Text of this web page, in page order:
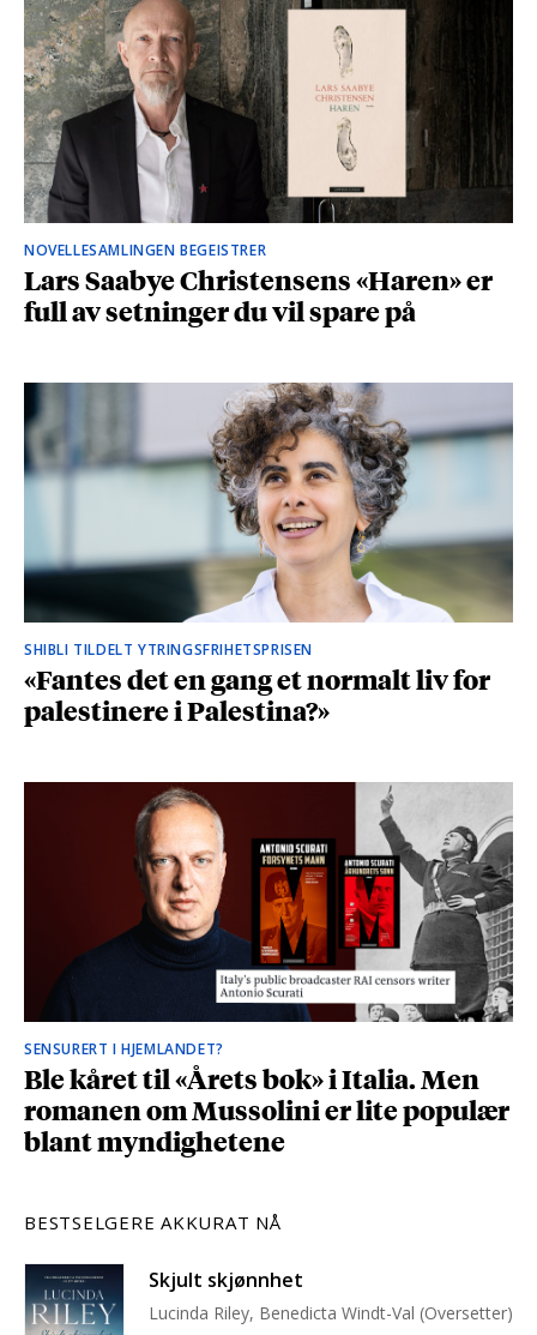
NOVELLESAMLINGEN BEGEISTRER
Lars Saabye Christensens «Haren» er
full av setninger du vil spare på
SHIBLI TILDELT YTRINGSFRIHETSPRISEN
«Fantes det en gang et normalt liv for
palestinere i Palestina?»
SENSURERT I HJEMLANDET?
Ble kåret til «Årets bok» i Italia. Men
romanen om Mussolini er lite populær
blant myndighetene
BESTSELGERE AKKURAT NÅ
Skjult skjønnhet
Lucinda Riley, Benedicta Windt-Val (Oversetter)